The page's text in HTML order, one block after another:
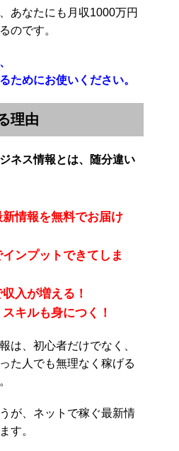
あなたにも月収1000万円
のです。
ためにお使いください。
理由
ネス情報とは、随分違い
情報を無料でお届け
ンプットできてしま
入が増える！
キルも身につく！
は、初心者だけでなく、
た人でも無理なく稼げる
が、ネットで稼ぐ最新情
す。